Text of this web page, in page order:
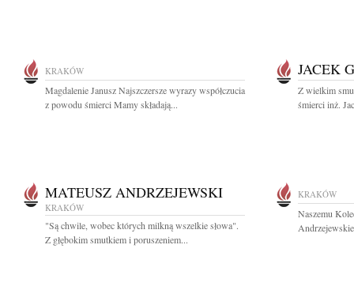
KRAKÓW
Magdalenie Janusz Najszczersze wyrazy współczucia
z powodu śmierci Mamy składają...
JACEK
Z wielkim
śmierci inż.
MATEUSZ ANDRZEJEWSKI
KRAKÓW
"Są chwile, wobec których milkną wszelkie słowa".
Z głębokim smutkiem i poruszeniem...
KRAKÓW
Naszemu